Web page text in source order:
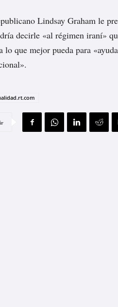
Lindsay Graham le
decirle «al régimen iraní»
lo que mejor pueda para